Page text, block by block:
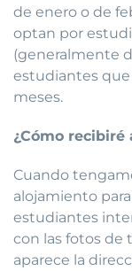
de enero o de
optan por
(generalmente
estudiantes que
meses.
¿Cómo recibiré
Cuando
alojamiento
estudiantes
con las fotos de
aparece la